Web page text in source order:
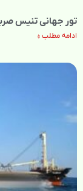
تور جهانی تنیس
ادامه مطلب »